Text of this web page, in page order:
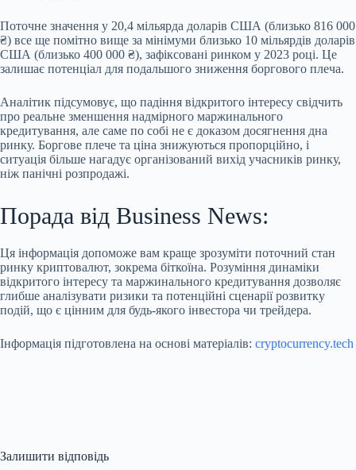
Поточне значення у 20,4 мільярда доларів США (близько 816 000
₴) все ще помітно вище за мінімуми близько 10 мільярдів доларів
США (близько 400 000 ₴), зафіксовані ринком у 2023 році. Це
залишає потенціал для подальшого зниження боргового плеча.
Аналітик підсумовує, що падіння відкритого інтересу свідчить
про реальне зменшення надмірного маржинального
кредитування, але саме по собі не є доказом досягнення дна
ринку. Боргове плече та ціна знижуються пропорційно, і
ситуація більше нагадує організований вихід учасників ринку,
ніж панічні розпродажі.
Порада від Business News:
Ця інформація допоможе вам краще зрозуміти поточний стан
ринку криптовалют, зокрема біткоїна. Розуміння динаміки
відкритого інтересу та маржинального кредитування дозволяє
глибше аналізувати ризики та потенційні сценарії розвитку
подій, що є цінним для будь-якого інвестора чи трейдера.
Інформація підготовлена на основі матеріалів: cryptocurrency.tech
Залишити відповідь